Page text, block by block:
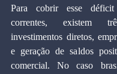
Para cobrir esse déficit
correntes, existem
investimentos diretos,
e geração de saldos
comercial. No caso